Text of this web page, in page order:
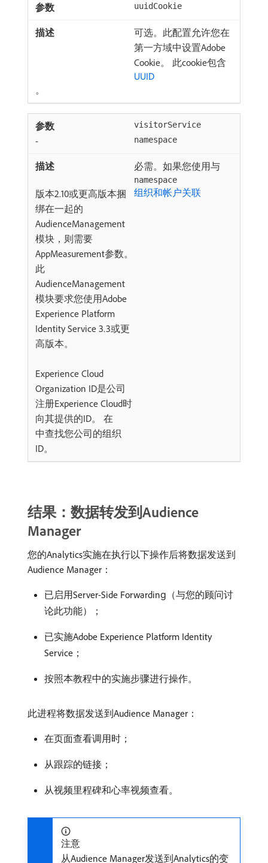
uuidCookie
可选。此配置允许您在
第一方域中设置Adobe
Cookie。 此cookie包含
UUID
。
visitorService
- namespace
必需。如果您使用与
namespace
版本2.10或更高版本捆
绑在一起的
AudienceManagement
模块，则需要
AppMeasurement参数。
此
AudienceManagement
模块要求您使用Adobe
Experience Platform
Identity Service 3.3或更
高版本。
Experience Cloud
Organization ID是公司
注册Experience Cloud时
向其提供的ID。 在
组织和帐户关联
中查找您公司的组织
ID。
结果：数据转发到Audience
Manager
您的Analytics实施在执行以下操作后将数据发送到
Audience Manager：
已启用Server-Side Forwarding（与您的顾问讨
论此功能）；
已实施Adobe Experience Platform Identity
Service；
按照本教程中的实施步骤进行操作。
此进程将数据发送到Audience Manager：
在页面查看调用时；
从跟踪的链接；
从视频里程碑和心率视频查看。
注意
从Audience Manager发送到Analytics的变